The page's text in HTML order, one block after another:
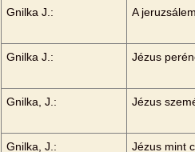
Gnilka J.: A
Gnilka J.: Jézus
Gnilka, J.: Jézus
Gnilka, J.: Jézus mint